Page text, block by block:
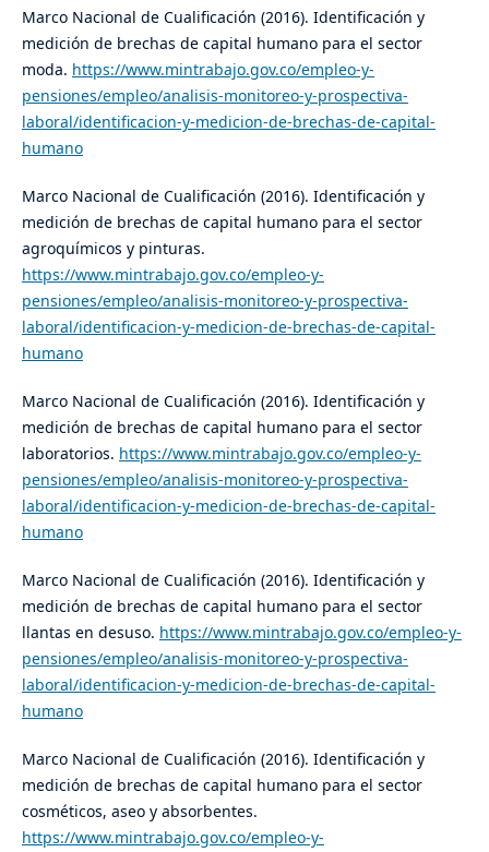
Marco Nacional de Cualificación (2016). Identificación y
medición de brechas de capital humano para el sector
moda. https://www.mintrabajo.gov.co/empleo-y-
pensiones/empleo/analisis-monitoreo-y-prospectiva-
laboral/identificacion-y-medicion-de-brechas-de-capital-
humano
Marco Nacional de Cualificación (2016). Identificación y
medición de brechas de capital humano para el sector
agroquímicos y pinturas.
https://www.mintrabajo.gov.co/empleo-y-
pensiones/empleo/analisis-monitoreo-y-prospectiva-
laboral/identificacion-y-medicion-de-brechas-de-capital-
humano
Marco Nacional de Cualificación (2016). Identificación y
medición de brechas de capital humano para el sector
laboratorios. https://www.mintrabajo.gov.co/empleo-y-
pensiones/empleo/analisis-monitoreo-y-prospectiva-
laboral/identificacion-y-medicion-de-brechas-de-capital-
humano
Marco Nacional de Cualificación (2016). Identificación y
medición de brechas de capital humano para el sector
llantas en desuso. https://www.mintrabajo.gov.co/empleo-y-
pensiones/empleo/analisis-monitoreo-y-prospectiva-
laboral/identificacion-y-medicion-de-brechas-de-capital-
humano
Marco Nacional de Cualificación (2016). Identificación y
medición de brechas de capital humano para el sector
cosméticos, aseo y absorbentes.
https://www.mintrabajo.gov.co/empleo-y-